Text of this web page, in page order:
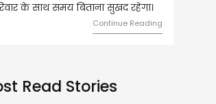
मामलों में सफलता मिलेगी। मित्रों से
मेलजोल बढ़ेगा। आर्थिक निवेश सोच-